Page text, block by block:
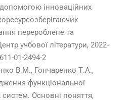
інноваційних
перероблене та
учбової літератури, 2022-
01-2494-2
В.М., Гончаренко Т.А.,
функціональної
систем. Основні поняття,